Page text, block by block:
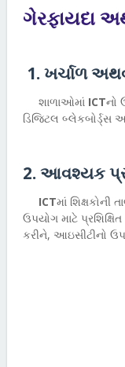
ગેરફાયદા
1. ખર્ચાળ
શાળાઓમાં ICTનો
ડિજિટલ બ્લેકબોર્ડ્સ
2. આવશ્યક
ICTમાં
ઉપયોગ માટે
કરીને, આઇસીટીનો